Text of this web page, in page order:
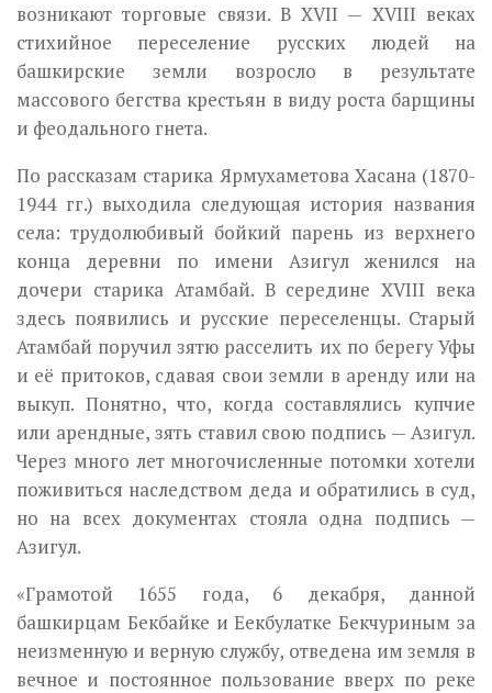
возникают торговые связи. В XVII — XVIII веках
стихий­ное переселение русских людей на
башкирские земли возросло в резуль­тате
массового бегства крестьян в виду роста барщины
и феодального гнета.
По рассказам старика Ярмухаметова Хасана (1870-
1944 гг.) выходила следующая история названия
села: трудолюбивый бойкий парень из вер­хнего
конца деревни по имени Азигул женился на
дочери старика Атамбай. В середине XVIII века
здесь появились и русские переселенцы. Ста­рый
Атамбай поручил зятю расселить их по берегу Уфы
и её притоков, сдавая свои земли в аренду или на
выкуп. Понятно, что, когда составля­лись купчие
или арендные, зять ставил свою подпись — Азигул.
Через много лет многочисленные потомки хотели
поживиться наследством деда и обратились в суд,
но на всех документах стояла одна подпись —
Азигул.
«Грамотой 1655 года, 6 декабря, данной
башкирцам Бекбайке и Еекбулатке Бекчуриным за
неизменную и верную службу, отведена им земля в
вечное и постоянное пользование вверх по реке